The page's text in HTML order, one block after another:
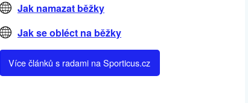
Jak namazat běžky
Jak se obléct na běžky
Více článků s radami na Sporticus.cz